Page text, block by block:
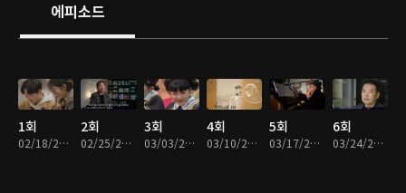
에피소드
1회
02/18/2024 • 40분
2회
02/25/2024 • 40분
3회
03/03/2024 • 40분
4회
03/10/2024 • 39분
5회
03/17/2024 • 39분
6회
03/24/2024 • 39분